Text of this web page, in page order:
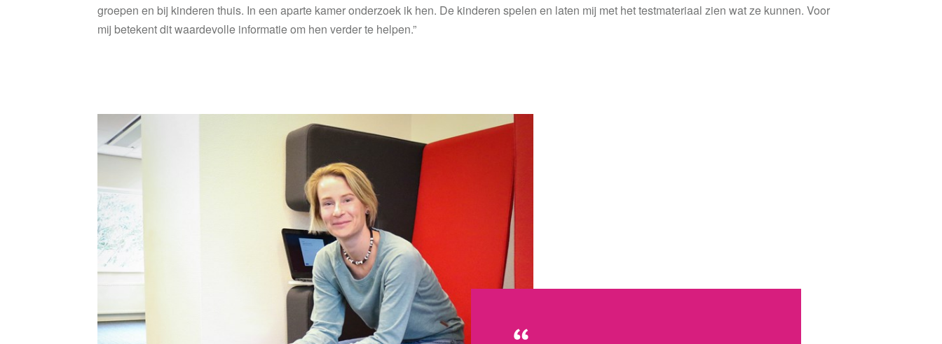
groepen en bij kinderen thuis. In een aparte kamer onderzoek ik hen. De kinderen spelen en laten mij met het testmateriaal zien wat ze kunnen. Voor
mij betekent dit waardevolle informatie om hen verder te helpen.”